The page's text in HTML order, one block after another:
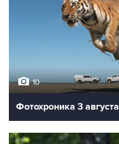
10
Фотохроника 3 августа